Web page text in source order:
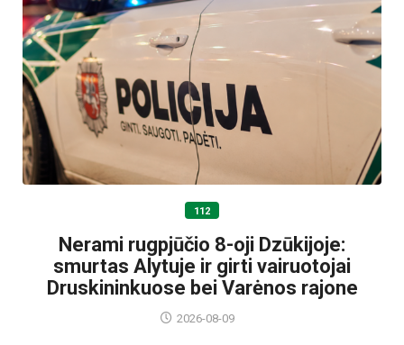
112
Nerami rugpjūčio 8-oji Dzūkijoje:
smurtas Alytuje ir girti vairuotojai
Druskininkuose bei Varėnos rajone
2026-08-09